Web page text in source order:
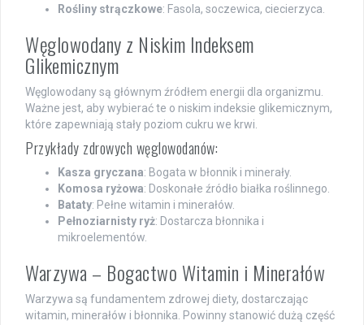
Rośliny strączkowe: Fasola, soczewica, ciecierzyca.
Węglowodany z Niskim Indeksem
Glikemicznym
Węglowodany są głównym źródłem energii dla organizmu.
Ważne jest, aby wybierać te o niskim indeksie glikemicznym,
które zapewniają stały poziom cukru we krwi.
Przykłady zdrowych węglowodanów:
Kasza gryczana: Bogata w błonnik i minerały.
Komosa ryżowa: Doskonałe źródło białka roślinnego.
Bataty: Pełne witamin i minerałów.
Pełnoziarnisty ryż: Dostarcza błonnika i
mikroelementów.
Warzywa – Bogactwo Witamin i Minerałów
Warzywa są fundamentem zdrowej diety, dostarczając
witamin, minerałów i błonnika. Powinny stanowić dużą część